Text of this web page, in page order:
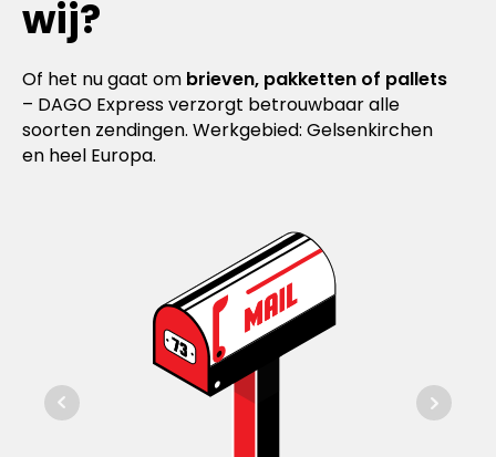
wij?
Of het nu gaat om brieven, pakketten of pallets
– DAGO Express verzorgt betrouwbaar alle
soorten zendingen. Werkgebied: Gelsenkirchen
en heel Europa.